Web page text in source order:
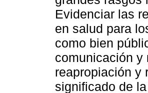
Evidenciar las
en salud para
como bien
comunicación y
reapropiación y
significado de